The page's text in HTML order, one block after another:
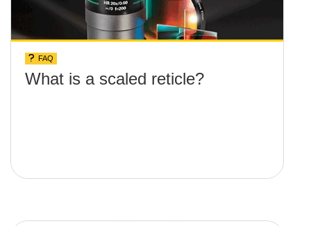
FAQ
What is a scaled reticle?